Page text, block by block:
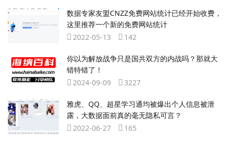
数据专家友盟CNZZ免费网站统计已经开始收费，
这里推荐一个新的免费网站统计
2022-05-13
142
你以为解放战争只是国共双方的内战吗？那就大
错特错了！
2024-09-09
3227
雅虎、QQ、超星学习通均被爆出个人信息被泄
露，大数据面前真的毫无隐私可言？
2022-06-27
165